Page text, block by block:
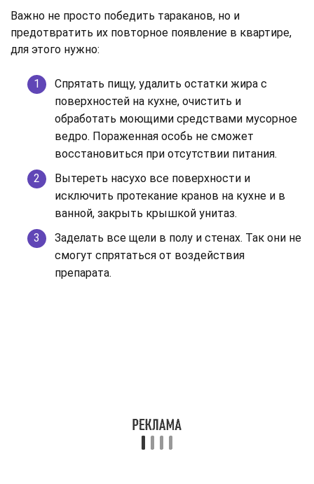
Важно не просто победить тараканов, но и
предотвратить их повторное появление в квартире,
для этого нужно:
Спрятать пищу, удалить остатки жира с
поверхностей на кухне, очистить и
обработать моющими средствами мусорное
ведро. Пораженная особь не сможет
восстановиться при отсутствии питания.
Вытереть насухо все поверхности и
исключить протекание кранов на кухне и в
ванной, закрыть крышкой унитаз.
Заделать все щели в полу и стенах. Так они не
смогут спрятаться от воздействия
препарата.